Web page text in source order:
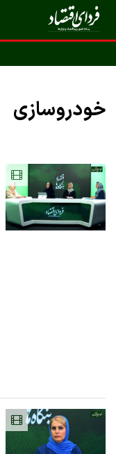
خودروسازی